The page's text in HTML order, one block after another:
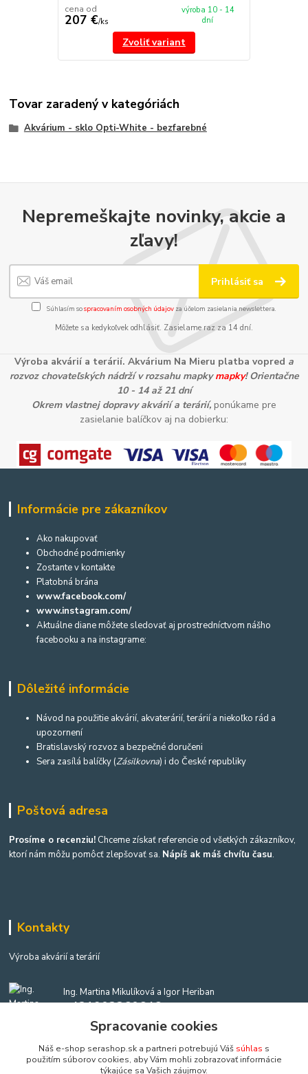
cena od
207 €/ks
výroba 10 - 14
dní
Zvoliť variant
Tovar zaradený v kategóriách
Akvárium - sklo Opti-White - bezfarebné
Nepremeškajte novinky, akcie a
zľavy!
Prihlásiť sa
Súhlasím sospracovaním osobných údajov za účelom zasielania newslettera.
Môžete sa kedykoľvek odhlásiť. Zasielame raz za 14 dní.
Výroba akvárií a terárií. Akvárium Na Mieru platba vopred a
rozvoz chovateľských nádrží v rozsahu mapkymapky! Orientačne
10 - 14 až 21 dní
Okrem vlastnej dopravy akvárií a terárií, ponúkame pre
zasielanie balíčkov aj na dobierku:
Informácie pre zákazníkov
Ako nakupovať
Obchodné podmienky
Zostante v kontakte
Platobná brána
www.facebook.com/
www.instagram.com/
Aktuálne diane môžete sledovať aj prostredníctvom nášho
facebooku a na instagrame:
Dôležité informácie
Návod na použitie akvárií, akvaterárií, terárií a niekoľko rád a
upozornení
Bratislavský rozvoz a bezpečné doručeni
Sera zasílá balíčky (Zásilkovna) i do České republiky
Poštová adresa
Prosíme o recenziu! Chceme získať referencie od všetkých zákazníkov,
ktorí nám môžu pomôcť zlepšovať sa. Nápíš ak máš chvíľu času.
Kontakty
Výroba akvárií a terárií
Ing. Martina Mikulíková a Igor Heriban
+421903360646
(Po-Pia, 8-16 hod.)
akvaria@akvaria.sk
Spracovanie cookies
Náš e-shop serashop.sk a partneri potrebujú Váš súhlas s
použitím súborov cookies, aby Vám mohli zobrazovať informácie
týkajúce sa Vašich záujmov.